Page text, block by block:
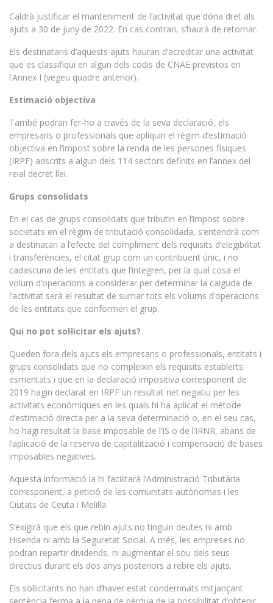
Caldrà justificar el manteniment de l’activitat que dóna dret als
ajuts a 30 de juny de 2022. En cas contrari, s’haurà de retornar.
Els destinataris d’aquests ajuts hauran d’acreditar una activitat
que es classifiqui en algun dels codis de CNAE previstos en
l’Annex I (vegeu quadre anterior).
Estimació objectiva
També podran fer-ho a través de la seva declaració, els
empresaris o professionals que apliquin el règim d’estimació
objectiva en l’impost sobre la renda de les persones físiques
(IRPF) adscrits a algun dels 114 sectors definits en l’annex del
reial decret llei.
Grups consolidats
En el cas de grups consolidats que tributin en l’impost sobre
societats en el règim de tributació consolidada, s’entendrà com
a destinatari a l’efecte del compliment dels requisits d’elegibilitat
i transferències, el citat grup com un contribuent únic, i no
cadascuna de les entitats que l’integren, per la qual cosa el
volum d’operacions a considerar per determinar la caiguda de
l’activitat serà el resultat de sumar tots els volums d’operacions
de les entitats que conformen el grup.
Qui no pot sol·licitar els ajuts?
Queden fora dels ajuts els empresaris o professionals, entitats i
grups consolidats que no compleixin els requisits establerts
esmentats i que en la declaració impositiva corresponent de
2019 hagin declarat en IRPF un resultat net negatiu per les
activitats econòmiques en les quals hi ha aplicat el mètode
d’estimació directa per a la seva determinació o, en el seu cas,
ho hagi resultat la base imposable de l’IS o de l’IRNR, abans de
l’aplicació de la reserva de capitalització i compensació de bases
imposables negatives.
Aquesta informació la hi facilitarà l’Administració Tributària
corresponent, a petició de les comunitats autònomes i les
Ciutats de Ceuta i Melilla.
S’exigirà que els que rebin ajuts no tinguin deutes ni amb
Hisenda ni amb la Seguretat Social. A més, les empreses no
podran repartir dividends, ni augmentar el sou dels seus
directius durant els dos anys posteriors a rebre els ajuts.
Els sol·licitants no han d’haver estat condemnats mitjançant